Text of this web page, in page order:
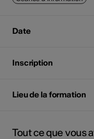
Date
Inscription
Lieu de la formation
Tout ce que vous